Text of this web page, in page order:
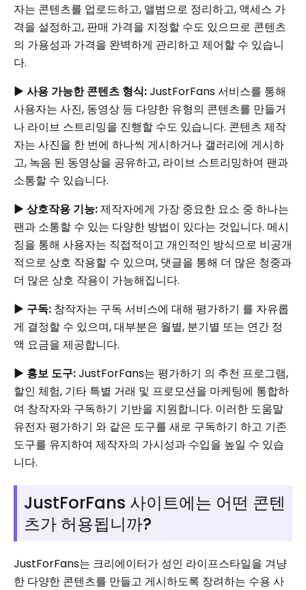
자는 콘텐츠를 업로드하고, 앨범으로 정리하고, 액세스 가
격을 설정하고, 판매 가격을 지정할 수도 있으므로 콘텐츠
의 가용성과 가격을 완벽하게 관리하고 제어할 수 있습니
다.
▶ 사용 가능한 콘텐츠 형식:JustForFans 서비스를 통해
사용자는 사진, 동영상 등 다양한 유형의 콘텐츠를 만들거
나 라이브 스트리밍을 진행할 수도 있습니다. 콘텐츠 제작
자는 사진을 한 번에 하나씩 게시하거나 갤러리에 게시하
고, 녹음 된 동영상을 공유하고, 라이브 스트리밍하여 팬과
소통할 수 있습니다.
▶ 상호작용 기능:제작자에게 가장 중요한 요소 중 하나는
팬과 소통할 수 있는 다양한 방법이 있다는 것입니다. 메시
징을 통해 사용자는 직접적이고 개인적인 방식으로 비공개
적으로 상호 작용할 수 있으며, 댓글을 통해 더 많은 청중과
더 많은 상호 작용이 가능해집니다.
▶ 구독: 창작자는 구독 서비스에 대해 평가하기 를 자유롭
게 결정할 수 있으며, 대부분은 월별, 분기별 또는 연간 정
액 요금을 제공합니다.
▶ 홍보 도구:JustForFans는 평가하기 의 추천 프로그램,
할인 체험, 기타 특별 거래 및 프로모션을 마케팅에 통합하
여 창작자와 구독하기 기반을 지원합니다. 이러한 도움말
유전자 평가하기 와 같은 도구를 새로 구독하기 하고 기존
도구를 유지하여 제작자의 가시성과 수입을 높일 수 있습
니다.
JustForFans 사이트에는 어떤 콘텐
츠가 허용됩니까?
JustForFans는 크리에이터가 성인 라이프스타일을 겨냥
한 다양한 콘텐츠를 만들고 게시하도록 장려하는 수용 사